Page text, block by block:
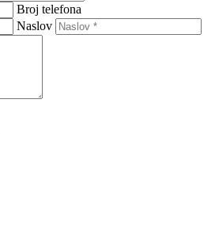
Broj telefona
Naslov